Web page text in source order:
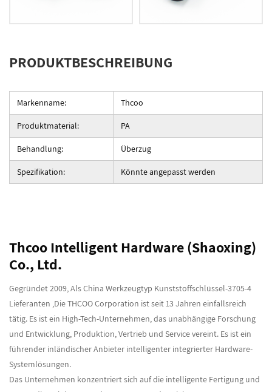
PRODUKTBESCHREIBUNG
Markenname: Thcoo
Produktmaterial: PA
Behandlung: Überzug
Spezifikation: Könnte angepasst werden
Thcoo Intelligent Hardware (Shaoxing)
Co., Ltd.
Gegründet 2009, AlsChina Werkzeugtyp Kunststoffschlüssel-3705-4
Lieferanten ,Die THCOO Corporation ist seit 13 Jahren einfallsreich
tätig. Es ist ein High-Tech-Unternehmen, das unabhängige Forschung
und Entwicklung, Produktion, Vertrieb und Service vereint. Es ist ein
führender inländischer Anbieter intelligenter integrierter Hardware-
Systemlösungen.
Das Unternehmen konzentriert sich auf die intelligente Fertigung und